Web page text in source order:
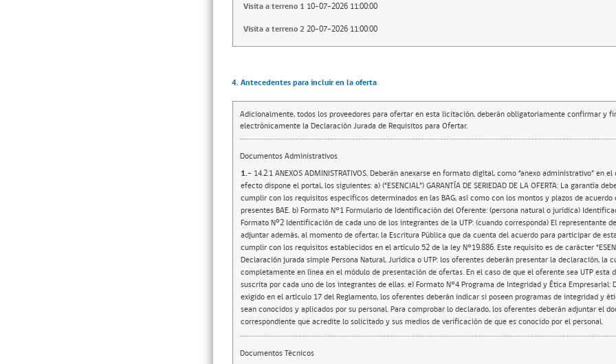
Visita a terreno 1 10-07-2026 11:00:00
Visita a terreno 2 20-07-2026 11:00:00
4. Antecedentes para incluir en la oferta
Adicionalmente, todos los proveedores para ofertar en esta licitación, deberán obligatoriamente confirmar y
electrónicamente la Declaración Jurada de Requisitos para Ofertar.
Documentos Administrativos
1.- 14.2.1 ANEXOS ADMINISTRATIVOS. Deberán anexarse en formato digital, como “anexo administrativo” en
efecto dispone el portal, los siguientes: a) (“ESENCIAL”) GARANTÍA DE SERIEDAD DE LA OFERTA: La garantía
cumplir con los requisitos específicos determinados en las BAG, así como con los montos y plazos de
presentes BAE. b) Formato N°1 Formulario de Identificación del Oferente: (persona natural o jurídica)
Formato Nº2 Identificación de cada uno de los integrantes de la UTP: (cuando corresponda) El representante
adjuntar además, al momento de ofertar, la Escritura Pública que da cuenta del acuerdo para participar de
cumplir con los requisitos establecidos en el artículo 52 de la ley N°19.886. Este requisito es de carácter
Declaración jurada simple Persona Natural, Jurídica o UTP: los oferentes deberán presentar la declaración, la
completamente en línea en el módulo de presentación de ofertas. En el caso de que el oferente sea UTP esta
suscrita por cada uno de los integrantes de ellas. e) Formato N°4 Programa de Integridad y Ética Empresarial:
exigido en el artículo 17 del Reglamento, los oferentes deberán indicar si poseen programas de integridad y
sean conocidos y aplicados por su personal. Para comprobar lo declarado, los oferentes deberán adjuntar el
correspondiente que acredite lo solicitado y sus medios de verificación de que es conocido por el personal.
Documentos Técnicos